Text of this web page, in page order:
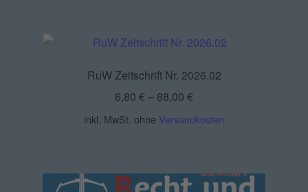
RuW Zeitschrift Nr. 2026.02
6,80 €– 88,00 €
inkl. MwSt. ohne Versandkosten